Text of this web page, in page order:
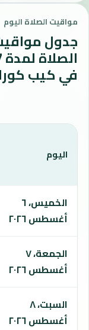
مواقيت الصلاة اليوم
جدول
في كيب
اليوم
الخميس، ٦
أغسطس ٢٠٢٦
الجمعة، ٧
أغسطس ٢٠٢٦
السبت، ٨
أغسطس ٢٠٢٦